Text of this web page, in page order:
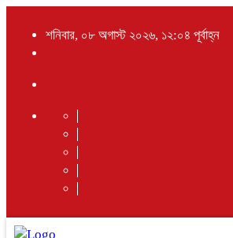
শনিবার, ০৮ অগাস্ট ২০২৬, ১২:০৪ পূর্বাহ্ন